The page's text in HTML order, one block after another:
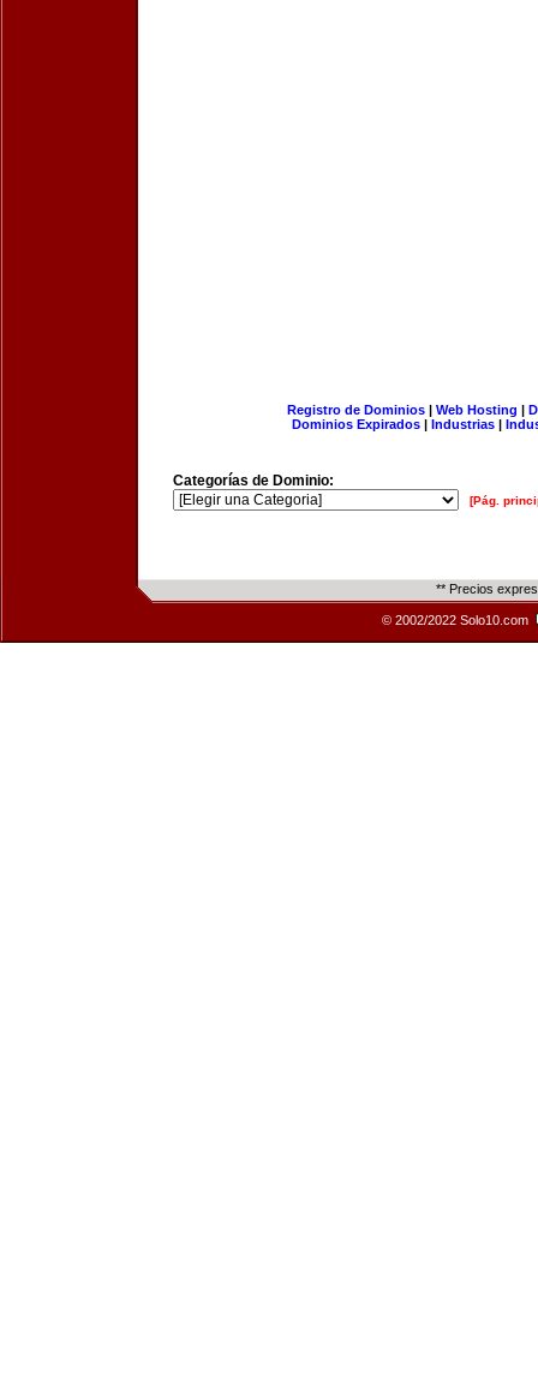
Registro de Dominios| Web Hosting |
Dominios Expirados | Industrias |
Categorías de Dominio:
[Pág.
** Precios
© 2002/2022 Solo10.com